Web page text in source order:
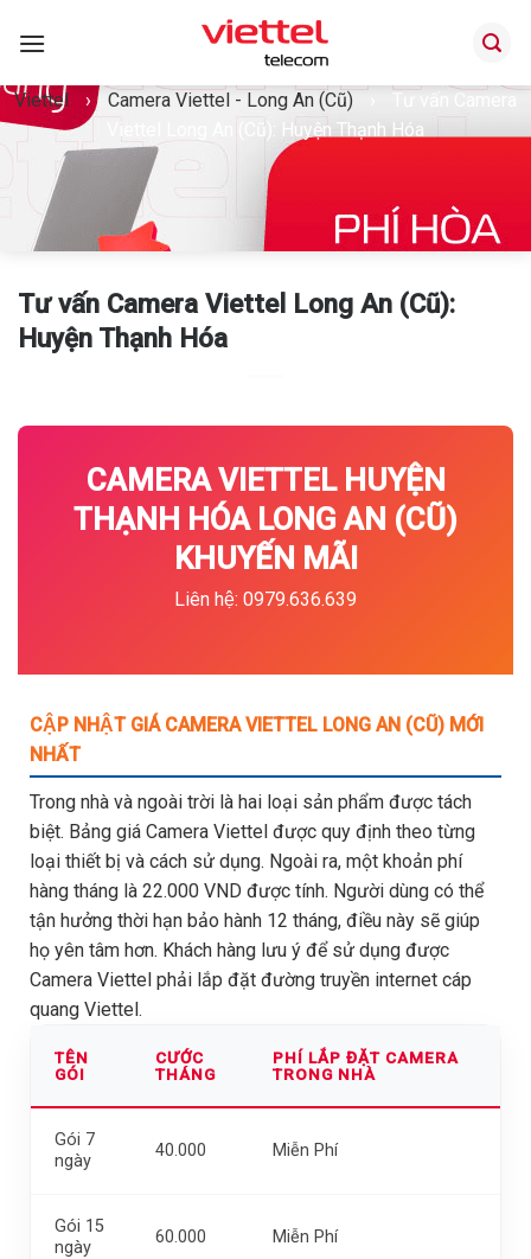
qua
dung
Viettel › Camera Viettel - Long An (Cũ)
Viettel Long An (Cũ): Huyện Thạnh Hóa
Tư vấn Camera Viettel Long An (Cũ):
Huyện Thạnh Hóa
CAMERA VIETTEL HUYỆN
THẠNH HÓA LONG AN (CŨ)
KHUYẾN MÃI
Liên hệ: 0979.636.639
CẬP NHẬT GIÁ CAMERA VIETTEL LONG AN (CŨ) MỚI
NHẤT
Trong nhà và ngoài trời là hai loại sản phẩm được tách
biệt. Bảng giá Camera Viettel được quy định theo từng
loại thiết bị và cách sử dụng. Ngoài ra, một khoản phí
hàng tháng là 22.000 VND được tính. Người dùng có thể
tận hưởng thời hạn bảo hành 12 tháng, điều này sẽ giúp
họ yên tâm hơn. Khách hàng lưu ý để sử dụng được
Camera Viettel phải lắp đặt đường truyền internet cáp
quang Viettel.
TÊN
GÓI
CƯỚC
THÁNG
PHÍ LẮP ĐẶT CAMERA
TRONG NHÀ
Gói 7
ngày
40.000 Miễn Phí
Gói 15
ngày
60.000 Miễn Phí